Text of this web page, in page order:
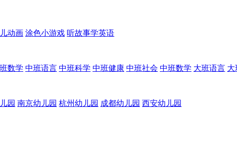
动画 涂色小游戏 听故事学英语
数学 中班语言 中班科学 中班健康 中班社会 中班数学 大班语言 大
园 南京幼儿园 杭州幼儿园 成都幼儿园 西安幼儿园